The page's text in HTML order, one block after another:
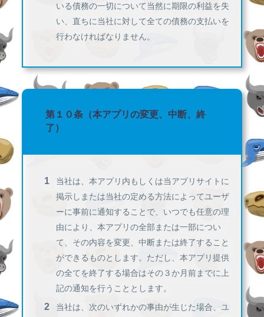
いる債務の一切について当然に期限の利益を失
い、直ちに当社に対して全ての債務の支払いを
行わなければなりません。
第１０条（本アプリの変更、中断、終
了）
当社は、本アプリ内もしくは当アプリサイトに
掲示しまたは当社の定める方法によってユーザ
ーに事前に通知することで、いつでも任意の理
由により、本アプリの全部または一部につい
て、その内容を変更、中断または終了すること
ができるものとします。ただし、本アプリ提供
の全てを終了する場合はその３か月前までに上
記の通知を行うこととします。
当社は、次のいずれかの事由が生じた場合、ユ